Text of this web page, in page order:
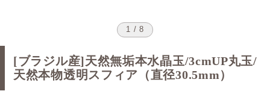
1 / 8
[ブラジル産]天然無垢本水晶玉/3cmUP丸玉/
天然本物透明スフィア（直径30.5mm）